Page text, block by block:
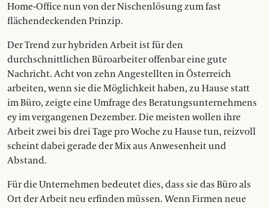
Home-Office nun von der Nischenlösung zum fast
flächendeckenden Prinzip.
Der Trend zur hybriden Arbeit ist für den
durchschnittlichen Büroarbeiter offenbar eine gute
Nachricht. Acht von zehn Angestellten in Österreich
arbeiten, wenn sie die Möglichkeit haben, zu Hause statt
im Büro, zeigte eine Umfrage des Beratungsunternehmens
ey im vergangenen Dezember. Die meisten wollen ihre
Arbeit zwei bis drei Tage pro Woche zu Hause tun, reizvoll
scheint dabei gerade der Mix aus Anwesenheit und
Abstand.
Für die Unternehmen bedeutet dies, dass sie das Büro als
Ort der Arbeit neu erfinden müssen. Wenn Firmen neue